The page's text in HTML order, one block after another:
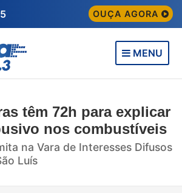
OUÇA AGORA
MENU
têm 72h para explicar
nos combustíveis
na Vara de Interesses Difusos
Luís